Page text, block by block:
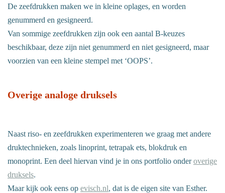
De zeefdrukken maken we in kleine oplages, en worden
genummerd en gesigneerd.
Van sommige zeefdrukken zijn ook een aantal B-keuzes
beschikbaar, deze zijn niet genummerd en niet gesigneerd, maar
voorzien van een kleine stempel met ‘OOPS’.
Overige analoge druksels
Naast riso- en zeefdrukken experimenteren we graag met andere
druktechnieken, zoals linoprint, tetrapak ets, blokdruk en
monoprint. Een deel hiervan vind je in ons portfolio onderoverige
druksels.
Maar kijk ook eens op evisch.nl, dat is de eigen site van Esther.